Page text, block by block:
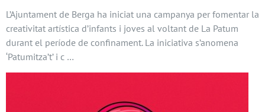
L’Ajuntament de Berga ha iniciat una campanya per fomentar la
creativitat artística d’infants i joves al voltant de La Patum
durant el període de confinament. La iniciativa s’anomena
‘Patumitza’t’ i c …